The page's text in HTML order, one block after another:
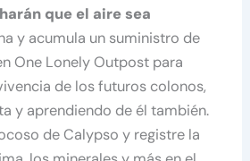
que el aire sea
y acumula un suministro de
One Lonely Outpost para
de los futuros colonos,
y aprendiendo de él también.
de Calypso y registre la